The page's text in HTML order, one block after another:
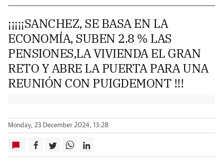
¡¡¡¡¡SANCHEZ, SE BASA EN LA
ECONOMÍA, SUBEN 2.8 % LAS
PENSIONES,LA VIVIENDA EL GRAN
RETO Y ABRE LA PUERTA PARA UNA
REUNIÓN CON PUIGDEMONT !!!
Monday, 23 December 2024, 13:28